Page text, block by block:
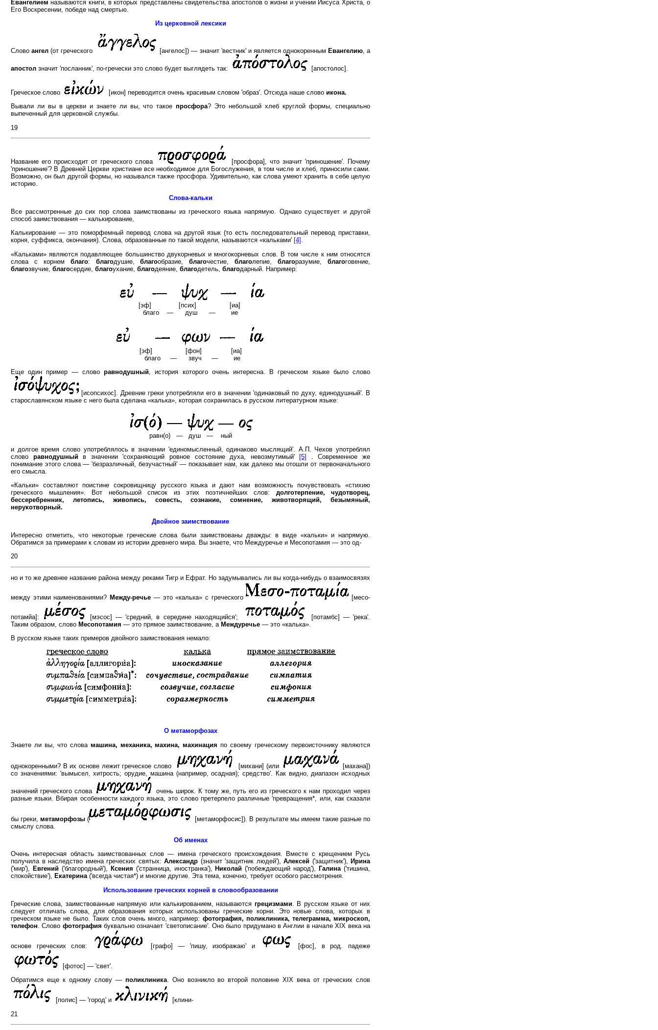
Евангелием называются книги, в которых представлены свидетельства апостолов о жизни и учении Иисуса Христа, о
Его Воскресении, победе над смертью.
Из церковной лексики
Словоангел (от греческого [ангелос]) — значит 'вестник' и является однокоренным Евангелию, а
апостол значит 'посланник', по-гречески это слово будет выглядеть так: [апостолос].
Греческое слово [икон] переводится очень красивым словом 'образ'. Отсюда наше слово икона.
Вывали ли вы в церкви и знаете ли вы, что такоепросфора? Это небольшой хлеб круглой формы, специально
выпеченный для церковной службы.
19
Название его происходит от греческого слова
[просфора], что значит 'приношение'. Почему
'приношение'? В Древней Церкви христиане все необходимое для Богослужения, в том числе и хлеб, приносили сами.
Возможно, он был другой формы, но назывался также просфора. Удивительно, как слова умеют хранить в себе целую
историю.
Слова-кальки
Все рассмотренные до сих пор слова заимствованы из греческого языка напрямую. Однако существует и другой
способ заимствования — калькирование,
Калькирование — это поморфемный перевод слова на другой язык (то есть последовательный перевод приставки,
корня, суффикса, окончания). Слова, образованные по такой модели, называются «кальками' [4] .
«Кальками» являются подавляющее большинство двукорневых и многокорневых слов. В том числе к ним относятся
слова с корнем благо: благодушие,благообразие,благочестие,благолепие,благоразумие,благоговение,
благозвучие, благосердие, благоухание, благодеяние, благодетель, благодарный. Например:
[эф] [псих] [иа]
благо — душ — ие
[эф] [фон] [иа]
благо — звуч — ие
Еще один пример — словоравнодушный, история которого очень интересна. В греческом языке было слово
[исопсихос]. Древние греки употребляли его в значении 'одинаковый по духу, единодушный'. В
старославянском языке с него была сделана «калька», которая сохранилась в русском литературном языке:
равн(о) — душ — ный
и долгое время слово употреблялось в значении 'единомысленный, одинаково мыслящий'. А.П. Чехов употреблял
слово равнодушныйв значении 'сохраняющий ровное состояние духа, невозмутимый' [5]
. Современное же
понимание этого слова — 'безразличный, безучастный' — показывает нам, как далеко мы отошли от первоначального
его смысла.
«Кальки» составляют поистине сокровищницу русского языка и дают нам возможность почувствовать «стихию
греческого мышления». Вот небольшой список из этих поэтичнейших слов: долготерпение, чудотворец,
бессеребренник, летопись, живопись, совесть, сознание, сомнение, животворящий, безымяный,
нерукотворный.
Двойное заимствование
Интересно отметить, что некоторые греческие слова были заимствованы дважды: в виде «кальки» и напрямую.
Обратимся за примерами к словам из истории древнего мира. Вы знаете, что Междуречье и Месопотамия — это од-
20
но и то же древнее название района между реками Тигр и Ефрат. Но задумывались ли вы когда-нибудь о взаимосвязях
между этими наименованиями? Между-речье — это «калька» с греческого [месо-
потамйа]: [мэсос] — 'средний, в середине находящийся';
[потамбс] — 'река'.
Таким образом, слово Месопотамия — это прямое заимствование, а Междуречье — это «калька».
В русском языке таких примеров двойного заимствования немало:
О метаморфозах
Знаете ли вы, что слова машина, механика, махина, махинация по своему греческому первоисточнику являются
однокоренными? В их основе лежит греческое слово [михани] (или
[махана])
со значениями: 'вымысел, хитрость; орудие, машина (например, осадная); средство'. Как видно, диапазон исходных
значений греческого слова
очень широк. К тому же, путь его из греческого к нам проходил через
разные языки. Вбирая особенности каждого языка, это слово претерпело различные 'превращения*, или, как сказали
бы греки, метаморфозы (
[метаморфосис]). В результате мы имеем такие разные по
смыслу слова.
Об именах
Очень интересная область заимствованных слов — имена греческого происхождения. Вместе с крещением Русь
получила в наследство имена греческих святых: Александр (значит 'защитник людей'), Алексей ('защитник'), Ирина
('мир'), Евгений('благородный'), Ксения ('странница, иностранка'), Николай('побеждающий народ'), Галина('тишина,
спокойствие'), Екатерина('всегда чистая*) и многие другие. Эта тема, конечно, требует особого рассмотрения.
Использование греческих корней в словообразовании
Греческие слова, заимствованные напрямую или калькированием, называются грецизмами. В русском языке от них
следует отличать слова, для образования которых использованы греческие корни. Это новые слова, которых в
греческом языке не было. Таких слов очень много, например: фотография, поликлиника, телеграмма, микроскоп,
телефон. Слово фотография буквально означает 'светописание'. Оно было придумано в Англии в начале XIX века на
основе греческих слов: [графо] — 'пишу, изображаю' и [фос], в род. падеже
[фотос] — 'свет'.
Обратимся еще к одному слову — поликлиника. Оно возникло во второй половине XIX века от греческих слов
[полис] — 'город' и
[клини-
21